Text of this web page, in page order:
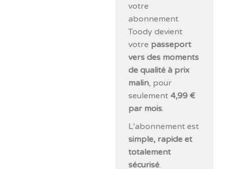
votre
abonnement
Toody devient
votre passeport
vers des moments
de qualité à prix
malin, pour
seulement 4,99 €
par mois.
L’abonnement est
simple, rapide et
totalement
sécurisé.